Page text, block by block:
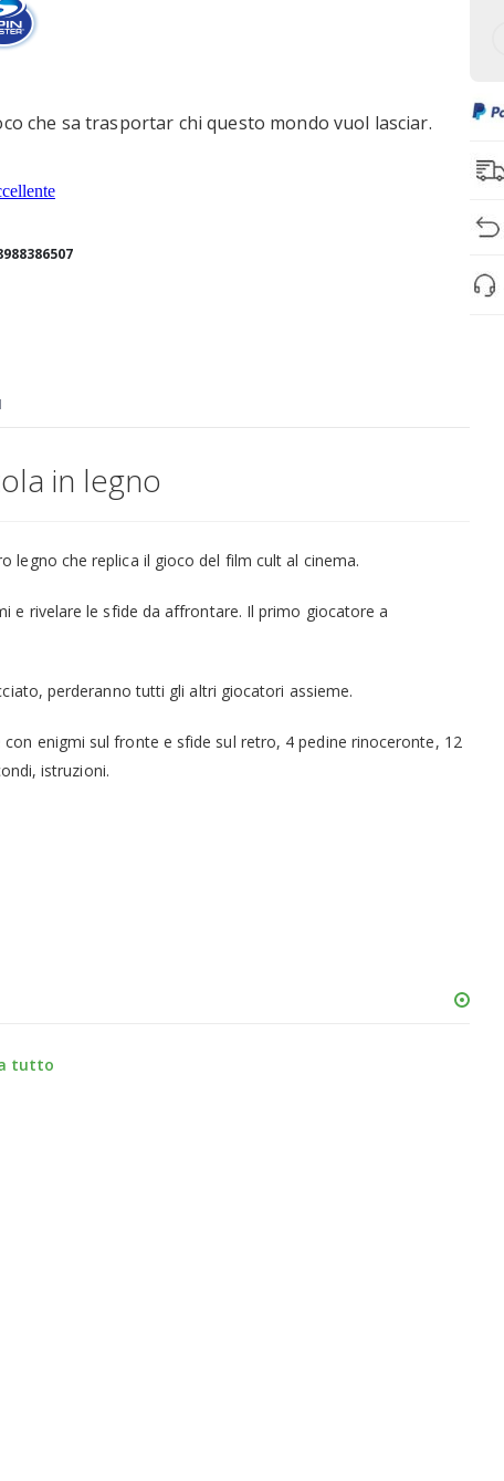
che sa trasportar chi questo mondo vuol lasciar.
in legno
legno che replica il gioco del film cult al cinema.
e rivelare le sfide da affrontare. Il primo giocatore a
perderanno tutti gli altri giocatori assieme.
enigmi sul fronte e sfide sul retro, 4 pedine rinoceronte, 12
istruzioni.
tutto